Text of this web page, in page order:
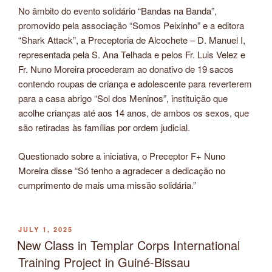
No âmbito do evento solidário “Bandas na Banda”,
promovido pela associação “Somos Peixinho” e a editora
“Shark Attack”, a Preceptoria de Alcochete – D. Manuel I,
representada pela S. Ana Telhada e pelos Fr. Luis Velez e
Fr. Nuno Moreira procederam ao donativo de 19 sacos
contendo roupas de criança e adolescente para reverterem
para a casa abrigo “Sol dos Meninos”, instituição que
acolhe crianças até aos 14 anos, de ambos os sexos, que
são retiradas às famílias por ordem judicial.
Questionado sobre a iniciativa, o Preceptor F+ Nuno
Moreira disse “Só tenho a agradecer a dedicação no
cumprimento de mais uma missão solidária.”
POSTED
ON
JULY 1, 2025
New Class in Templar Corps International
Training Project in Guiné-Bissau